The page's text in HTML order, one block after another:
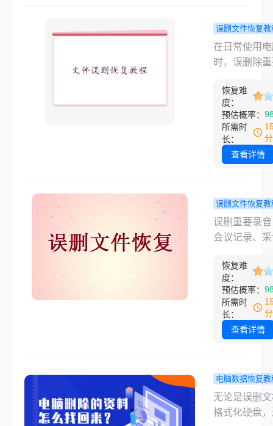
后来我花了
天时间研究
硬盘里的资
回，试了七
法，有的确
用，有的纯
时间。
丢文件的心
太理解了。
章会按从简
杂的顺序，
能用的恢复
清楚。覆盖
格式化、分
失、设备异
见情况。
误删文件恢复教
脑误删除的
怎么恢复？
在日常使用
时，误删除
到的棘手问
论是误按了
Shift+Delete
除，还是清
站后追悔莫
那么电脑误
文件怎么恢
本文将介绍
用的文件恢
法，帮助你
度挽回损失。
恢复难
度：
预估概率：
所需时
长：
查看详情
误删文件恢复教
音误删怎么
复？5种常
通用）
误删重要录
会议记录、
是许多人会
问题。无论
还是电脑，
件被删除后
存储区域未
删怎么恢复
文提供手机
端通用的解
案，涵盖免
恢复难
度：
预估概率：
所需时
长：
查看详情
电脑数据恢复教
脑删除的资
么找回来？
无论是误删
格式化硬盘